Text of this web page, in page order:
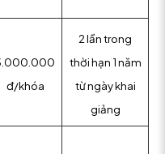
đ/khóa
2 lần trong
thời hạn 1 năm
từ ngày khai
giảng